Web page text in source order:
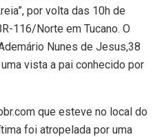
por volta das 10h de
116/Norte em Tucano. O
Nunes de Jesus,38
vista a pai conhecido por
que esteve no local do
foi atropelada por uma